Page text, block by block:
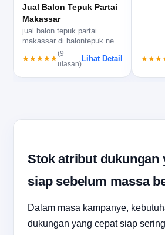
Jual Balon Tepuk Partai
Makassar
jual balon tepuk partai
makassar di balontepuk.net,
siap bantu kebutuhan
kampany…
★★★★★
(9
ulasan)
Lihat Detail
Stok atribut dukungan
siap sebelum massa
Dalam masa kampanye,
dukungan yang cepat siap